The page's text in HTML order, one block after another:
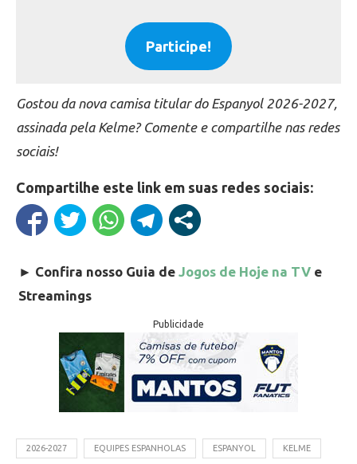
Participe!
Gostou da nova camisa titular do Espanyol 2026-2027,
assinada pela Kelme? Comente e compartilhe nas redes
sociais!
Compartilhe este link em suas redes sociais:
► Confira nosso Guia de Jogos de Hoje na TV e
Streamings
Publicidade
2026-2027 EQUIPES ESPANHOLAS ESPANYOL KELME